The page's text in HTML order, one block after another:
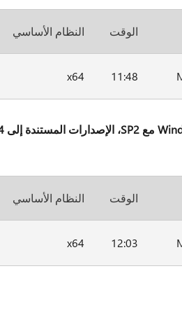
الوقت النظام الأساسي
11:48
x64
الوقت النظام الأساسي
12:03
x64